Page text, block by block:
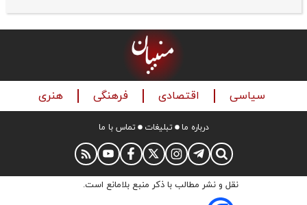
سیاسی اقتصادی فرهنگی هنری
درباره ما تبلیغات تماس با ما
نقل و نشر مطالب با ذکر منبع بلامانع است.